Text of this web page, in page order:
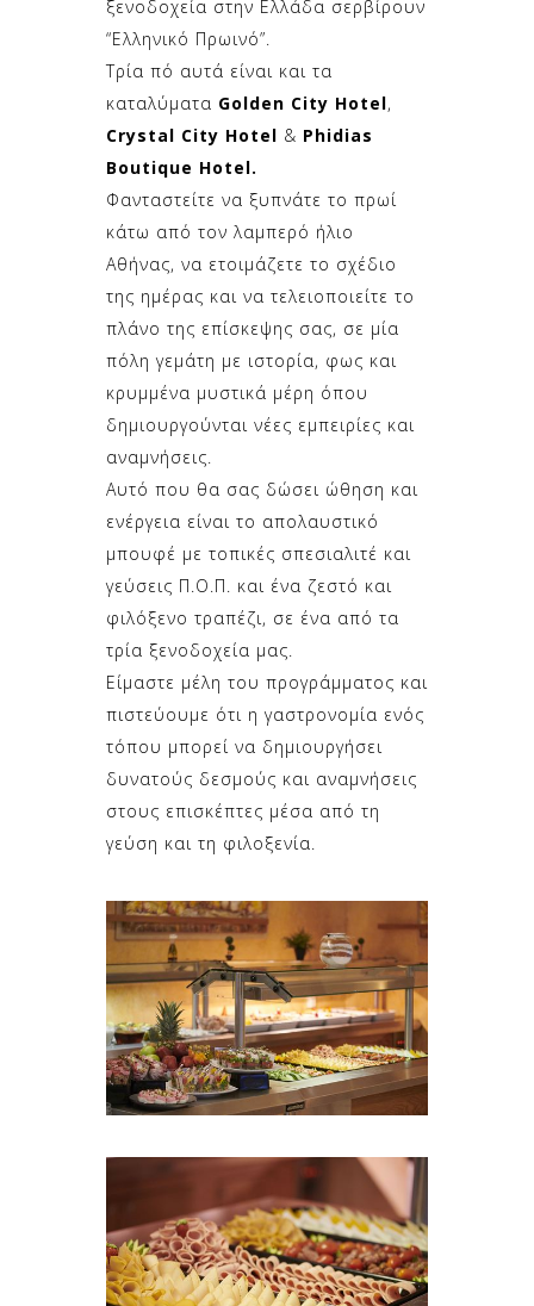
ξενοδοχεία στην Ελλάδα σερβίρουν
“Ελληνικό Πρωινό”.
Τρία πό αυτά είναι και τα
καταλύματα Golden City Hotel,
Crystal City Hotel & Phidias
Boutique Hotel.
Φανταστείτε να ξυπνάτε το πρωί
κάτω από τον λαμπερό ήλιο
Αθήνας, να ετοιμάζετε το σχέδιο
της ημέρας και να τελειοποιείτε το
πλάνο της επίσκεψης σας, σε μία
πόλη γεμάτη με ιστορία, φως και
κρυμμένα μυστικά μέρη όπου
δημιουργούνται νέες εμπειρίες και
αναμνήσεις.
Αυτό που θα σας δώσει ώθηση και
ενέργεια είναι το απολαυστικό
μπουφέ με τοπικές σπεσιαλιτέ και
γεύσεις Π.Ο.Π. και ένα ζεστό και
φιλόξενο τραπέζι, σε ένα από τα
τρία ξενοδοχεία μας.
Είμαστε μέλη του προγράμματος και
πιστεύουμε ότι η γαστρονομία ενός
τόπου μπορεί να δημιουργήσει
δυνατούς δεσμούς και αναμνήσεις
στους επισκέπτες μέσα από τη
γεύση και τη φιλοξενία.